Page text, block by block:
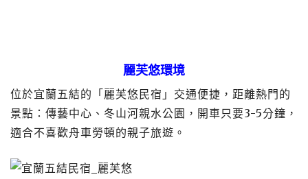
麗芙悠環境
位於宜蘭五結的「麗芙悠民宿」交通便捷，距離熱門的
景點：傳藝中心、冬山河親水公園，開車只要3-5分鐘，
適合不喜歡舟車勞頓的親子旅遊。